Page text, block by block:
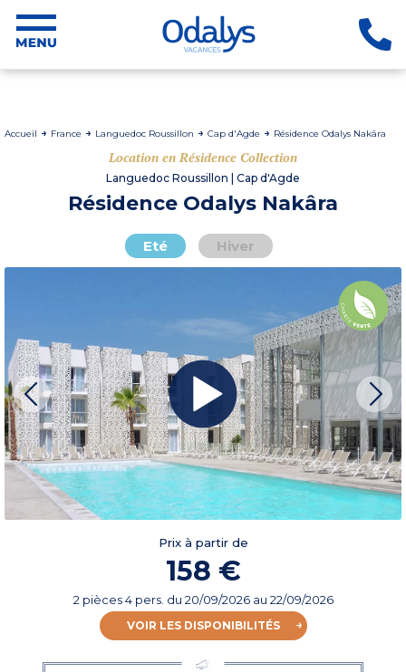
Accueil France Languedoc Roussillon Cap d'Agde Résidence Odalys Nakâra
Location en Résidence Collection
Languedoc Roussillon | Cap d'Agde
Résidence Odalys Nakâra
Eté Hiver
Prix à partir de
158 €
2 pièces 4 pers. du 20/09/2026au 22/09/2026
VOIR LES DISPONIBILITÉS